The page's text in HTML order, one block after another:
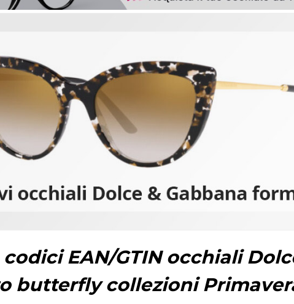
EAN/GTIN occhiali
butterfly collezioni